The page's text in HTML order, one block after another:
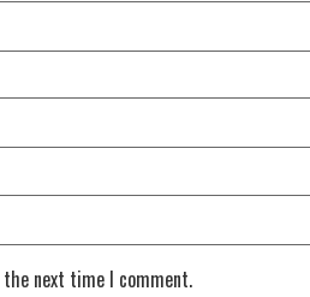
next time I comment.